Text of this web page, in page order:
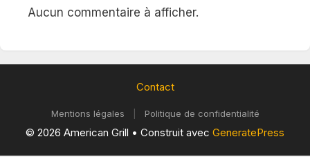
Aucun commentaire à afficher.
Contact
Mentions légales Politique de confidentialité
© 2026 American Grill • Construit avec GeneratePress